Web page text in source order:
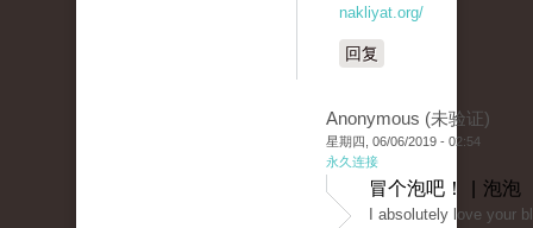
nakliyat.org/
回复
Anonymous (未验证)
星期四, 06/06/2019 - 02:54
永久连接
冒个泡吧！ | 泡泡
I absolutely love your